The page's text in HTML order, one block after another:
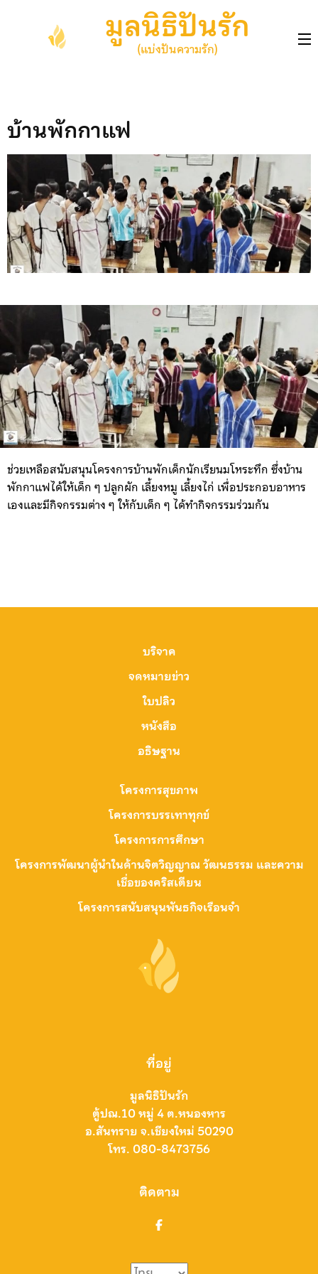
มูลนิธิปันรัก
(แบ่งปันความรัก)
บ้านพักกาแฟ
ช่วยเหลือสนับสนุนโครงการบ้านพักเด็กนักเรียนมโหระทึก ซึ่งบ้าน
พักกาแฟได้ให้เด็ก ๆ ปลูกผัก เลี้ยงหมู เลี้ยงไก่ เพื่อประกอบอาหาร
เองและมีกิจกรรมต่าง ๆ ให้กับเด็ก ๆ ได้ทำกิจกรรมร่วมกัน
บริจาค
จดหมายข่าว
ใบปลิว
หนังสือ
อธิษฐาน
โครงการสุขภาพ
โครงการบรรเทาทุกข์
โครงการการศึกษา
โครงการพัฒนาผู้นำในด้านจิตวิญญาณ วัฒนธรรม และความ
เชื่อของคริสเตียน
โครงการสนับสนุนพันธกิจเรือนจำ
ที่อยู่
มูลนิธิปันรัก
ตู้ปณ.10 หมู่ 4 ต.หนองหาร
อ.สันทราย จ.เชียงใหม่ 50290
โทร. 080-8473756
ติดตาม
Choose